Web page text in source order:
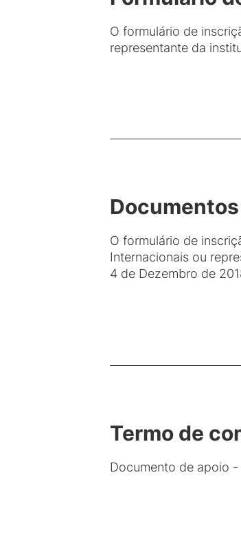
O formulário de
representante da
O formulário de
Internacionais ou
4 de Dezembro de
Termo de
Documento de apoio -